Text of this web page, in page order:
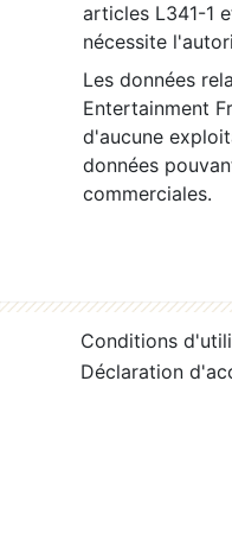
articles L341-1
nécessite
Les données
Entertainment
d'aucune
données
commerciales.
Conditions
Déclaration